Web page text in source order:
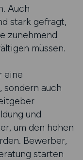
Auch
stark gefragt,
zunehmend
müssen.
eine
sondern auch
und
um den hohen
Bewerber,
starten